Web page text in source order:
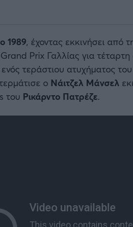
1989, έχοντας εκκινήσει
Prix Γαλλίας για
ενός τεράστιου ατυχήματος
ο Νάιτζελ Μάνσελ
του Ρικάρντο Πατρέζε.